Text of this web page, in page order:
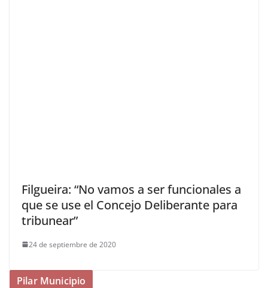
Filgueira: “No vamos a ser funcionales a
que se use el Concejo Deliberante para
tribunear”
24 de septiembre de 2020
Pilar Municipio